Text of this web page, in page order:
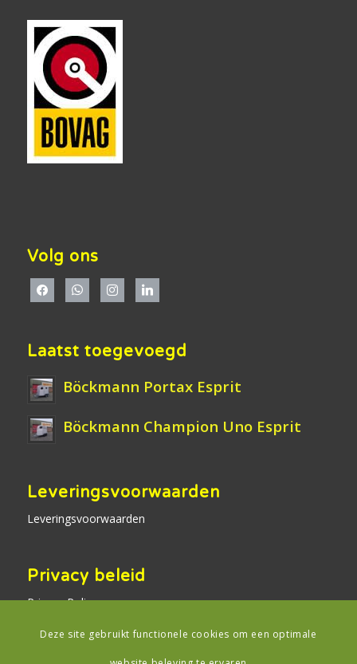
Volg ons
Laatst toegevoegd
Böckmann Portax Esprit
Böckmann Champion Uno Esprit
Leveringsvoorwaarden
Leveringsvoorwaarden
Privacy beleid
Privacy Policy
Deze site gebruikt functionele cookies om een optimale